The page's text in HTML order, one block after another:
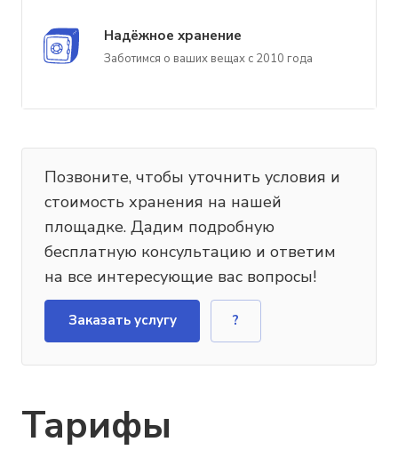
Надёжное хранение
Заботимся о ваших вещах с 2010 года
Позвоните, чтобы уточнить условия и
стоимость хранения на нашей
площадке. Дадим подробную
бесплатную консультацию и ответим
на все интересующие вас вопросы!
Заказать услугу ?
Тарифы